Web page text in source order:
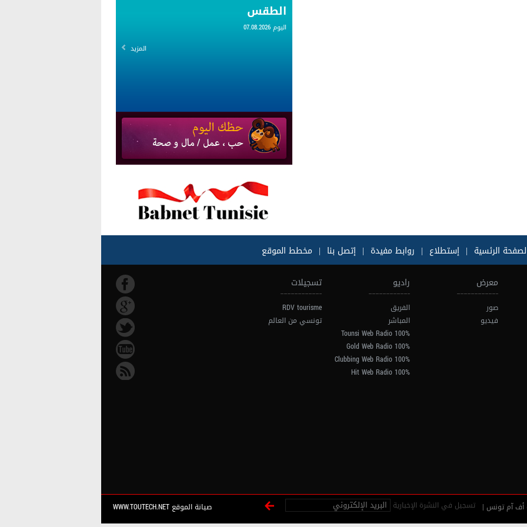
الطقس
اليوم 07.08.2026
المزيد
الرئسية | إستطلاع | روابط مفيدة | إتصل بنا | مخطط الموقع
معرض
صور
فيديو
راديو
الفريق
المباشر
100% Tounsi Web Radio
100% Gold Web Radio
100% Clubbing Web Radio
100% Hit Web Radio
تسجيلات
RDV tourisme
تونسي من العالم
تسجيل في النشرة الإخبارية صيانة الموقع WWW.TOUTECH.NET